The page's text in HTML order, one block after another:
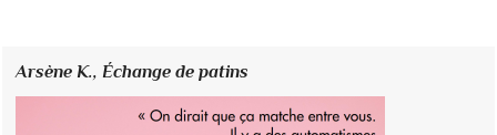
Arsène K.,Échange de patins